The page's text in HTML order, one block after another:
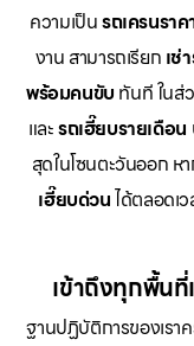
ความเป็นรถเครนรา
งาน สามารถเรียก เช่
พร้อมคนขับ ทันที ในส่
และรถเฮี๊ยบรายเดือน
สุดในโซนตะวันออก ห
เฮี๊ยบด่วนได้ตลอดเ
เข้าถึงทุกพื้น
ฐานปฏิบัติการของเร